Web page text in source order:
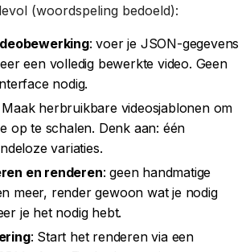
(woordspeling bedoeld):
: voer je JSON-gegevens
een volledig bewerkte video. Geen
nodig.
Maak herbruikbare videosjablonen om
op te schalen. Denk aan: één
variaties.
en renderen: geen handmatige
meer, render gewoon wat je nodig
je het nodig hebt.
: Start het renderen via een